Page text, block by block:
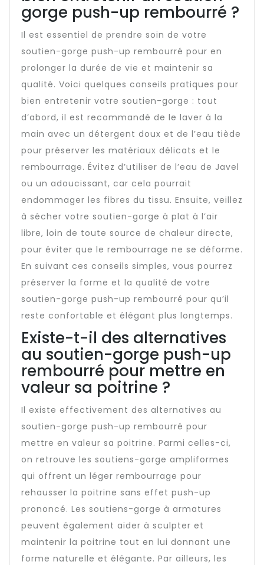
gorge push-up rembourré ?
Il est essentiel de prendre soin de votre
soutien-gorge push-up rembourré pour en
prolonger la durée de vie et maintenir sa
qualité. Voici quelques conseils pratiques pour
bien entretenir votre soutien-gorge : tout
d’abord, il est recommandé de le laver à la
main avec un détergent doux et de l’eau tiède
pour préserver les matériaux délicats et le
rembourrage. Évitez d’utiliser de l’eau de Javel
ou un adoucissant, car cela pourrait
endommager les fibres du tissu. Ensuite, veillez
à sécher votre soutien-gorge à plat à l’air
libre, loin de toute source de chaleur directe,
pour éviter que le rembourrage ne se déforme.
En suivant ces conseils simples, vous pourrez
préserver la forme et la qualité de votre
soutien-gorge push-up rembourré pour qu’il
reste confortable et élégant plus longtemps.
Existe-t-il des alternatives
au soutien-gorge push-up
rembourré pour mettre en
valeur sa poitrine ?
Il existe effectivement des alternatives au
soutien-gorge push-up rembourré pour
mettre en valeur sa poitrine. Parmi celles-ci,
on retrouve les soutiens-gorge ampliformes
qui offrent un léger rembourrage pour
rehausser la poitrine sans effet push-up
prononcé. Les soutiens-gorge à armatures
peuvent également aider à sculpter et
maintenir la poitrine tout en lui donnant une
forme naturelle et élégante. Par ailleurs, les